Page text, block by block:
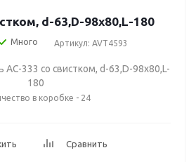
d-63,D-98х80,L-180
Много Артикул: AVT4593
AC-333 со свистком, d-63,D-98х80,L-
180
в коробке - 24
Сравнить